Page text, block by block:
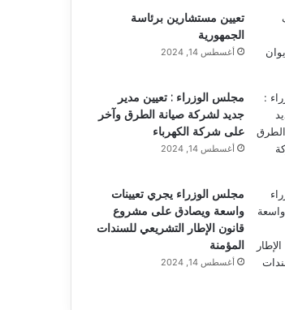
تعيين مستشارين برئاسة
الجمهورية
أغسطس 14, 2024
مجلس الوزراء : تعيين مدير
جديد لشركة صيانة الطرق وآخر
على شركة الكهرباء
أغسطس 14, 2024
مجلس الوزراء يجري تعيينات
واسعة ويصادق على مشروع
قانون الإطار التشريعي للسندات
المؤمنة
أغسطس 14, 2024